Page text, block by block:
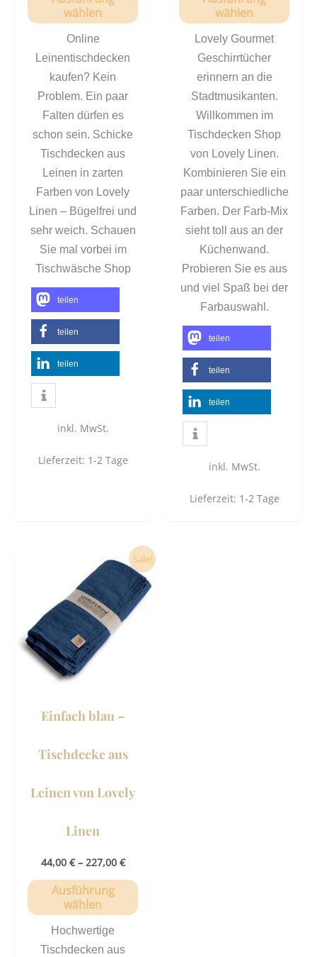
wählen
Online
Leinentischdecken
kaufen? Kein
Problem. Ein paar
Falten dürfen es
schon sein. Schicke
Tischdecken aus
Leinen in zarten
Farben von Lovely
Linen – Bügelfrei und
sehr weich. Schauen
Sie mal vorbei im
Tischwäsche Shop
teilen
teilen
teilen
inkl. MwSt.
Lieferzeit: 1-2 Tage
wählen
Lovely Gourmet
Geschirrtücher
erinnern an die
Stadtmusikanten.
Willkommen im
Tischdecken Shop
von Lovely Linen.
Kombinieren Sie ein
paar unterschiedliche
Farben. Der Farb-Mix
sieht toll aus an der
Küchenwand.
Probieren Sie es aus
und viel Spaß bei der
Farbauswahl.
teilen
teilen
teilen
inkl. MwSt.
Lieferzeit: 1-2 Tage
Sale!
Einfach blau –
Tischdecke aus
Leinen von Lovely
Linen
44,00 €– 227,00 €
Ausführung
wählen
Dieses
Produkt
weist
Hochwertige
Tischdecken aus